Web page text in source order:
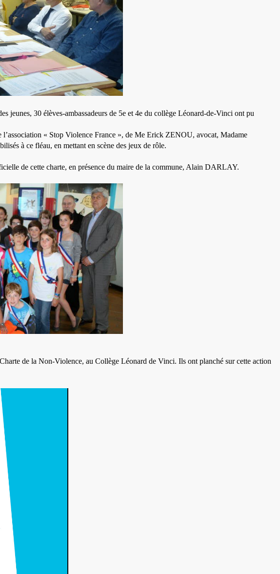
jeunes, 30 élèves-ambassadeurs de 5e et 4e du collège Léonard-de-Vinci ont pu
« Stop Violence France », de Me Erick ZENOU, avocat, Madame
à ce fléau, en mettant en scène des jeux de rôle.
de cette charte, en présence du maire de la commune, Alain DARLAY.
de la Non-Violence, au Collège Léonard de Vinci. Ils ont planché sur cette action